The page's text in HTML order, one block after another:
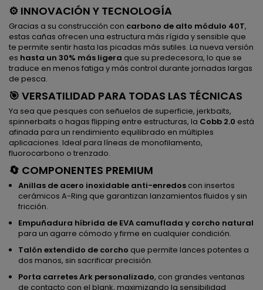
⚙️ INNOVACIÓN Y TECNOLOGÍA
Gracias a su construcción con carbono de alto módulo 40T,
estas cañas ofrecen una estructura más rígida y sensible que
te permite sentir hasta las picadas más sutiles. La nueva versión
es hasta un 30% más ligera que su predecesora, lo que se
traduce en menos fatiga y más control durante jornadas largas
de pesca.
🎯 VERSATILIDAD PARA TODAS LAS TÉCNICAS
Ya sea que pesques con señuelos de superficie, jerkbaits,
spinnerbaits o hagas flipping entre estructuras, la Cobb 2.0 está
afinada para un rendimiento equilibrado en múltiples
aplicaciones. Ideal para líneas de monofilamento,
fluorocarbono o trenzado.
🔄 COMPONENTES PREMIUM
Anillas de acero inoxidable anti-enredos con insertos
cerámicos A-Ring que garantizan lanzamientos fluidos y sin
fricción.
Empuñadura híbrida de EVA camuflada y corcho natural
para un agarre cómodo y firme en cualquier condición.
Talón extendido de corcho que permite lances potentes a
dos manos, sin sacrificar precisión.
Porta carretes Ark personalizado, con grandes ventanas
de contacto con el blank, maximizando la sensibilidad